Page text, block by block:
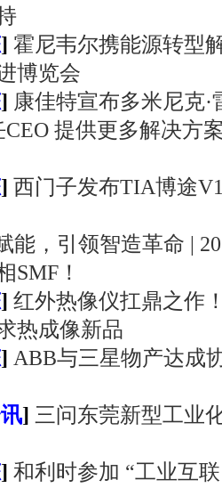
] 霍尼韦尔携能源转型
博览会
] 康佳特宣布多米尼克·
CEO 提供更多解决方
] 西门子发布TIA博途
能，引领智造革命 |
SMF！
] 红外热像仪扛鼎之作
热成像新品
] ABB与三星物产达成
] 三问东莞新型工业
] 和利时参加 “工业互